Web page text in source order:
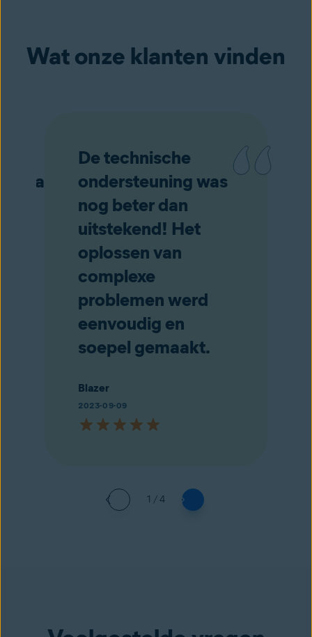
Wat onze klanten vinden
De technische
ondersteuning was
nog beter dan
uitstekend! Het
oplossen van
complexe
problemen werd
eenvoudig en
soepel gemaakt.
Blazer
2023-09-09
1 / 4